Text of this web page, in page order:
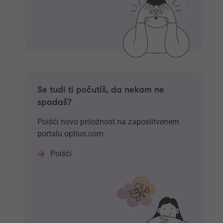
Se tudi ti počutiš, da nekam ne
spadaš?
Poišči novo priložnost na zaposlitvenem
portalu optius.com.
Poišči